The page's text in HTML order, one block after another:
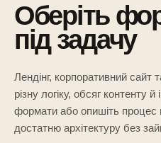
Оберіть
під задачу
Лендінг, корпоративний сайт
різну логіку, обсяг контенту й
формати або опишіть
достатню архітектуру без